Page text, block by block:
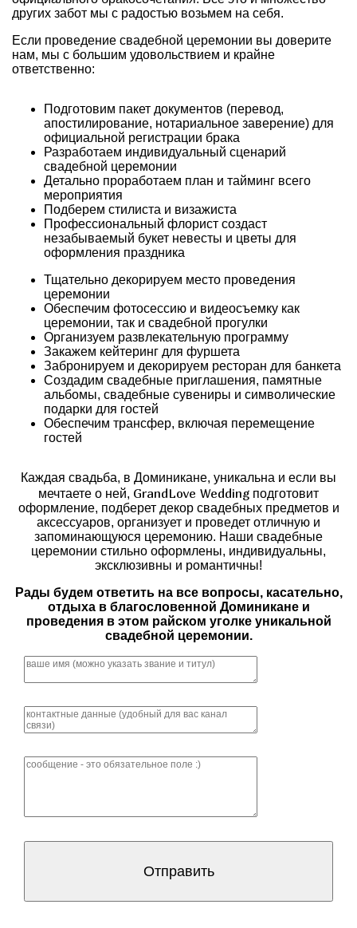
других забот мы с радостью возьмем на себя.
Если проведение свадебной церемонии вы доверите
нам, мы с большим удовольствием и крайне
ответственно:
Подготовим пакет документов (перевод,
апостилирование, нотариальное заверение) для
официальной регистрации брака
Разработаем индивидуальный сценарий
свадебной церемонии
Детально проработаем план и тайминг всего
мероприятия
Подберем стилиста и визажиста
Профессиональный флорист создаст
незабываемый букет невесты и цветы для
оформления праздника
Тщательно декорируем место проведения
церемонии
Обеспечим фотосессию и видеосъемку как
церемонии, так и свадебной прогулки
Организуем развлекательную программу
Закажем кейтеринг для фуршета
Забронируем и декорируем ресторан для банкета
Создадим свадебные приглашения, памятные
альбомы, свадебные сувениры и символические
подарки для гостей
Обеспечим трансфер, включая перемещение
гостей
Каждая свадьба, в Доминикане, уникальна и если вы
мечтаете о ней, GrandLove Wedding подготовит
оформление, подберет декор свадебных предметов и
аксессуаров, организует и проведет отличную и
запоминающуюся церемонию. Наши свадебные
церемонии стильно оформлены, индивидуальны,
эксклюзивны и романтичны!
Рады будем ответить на все вопросы, касательно,
отдыха в благословенной Доминикане и
проведения в этом райском уголке уникальной
свадебной церемонии.